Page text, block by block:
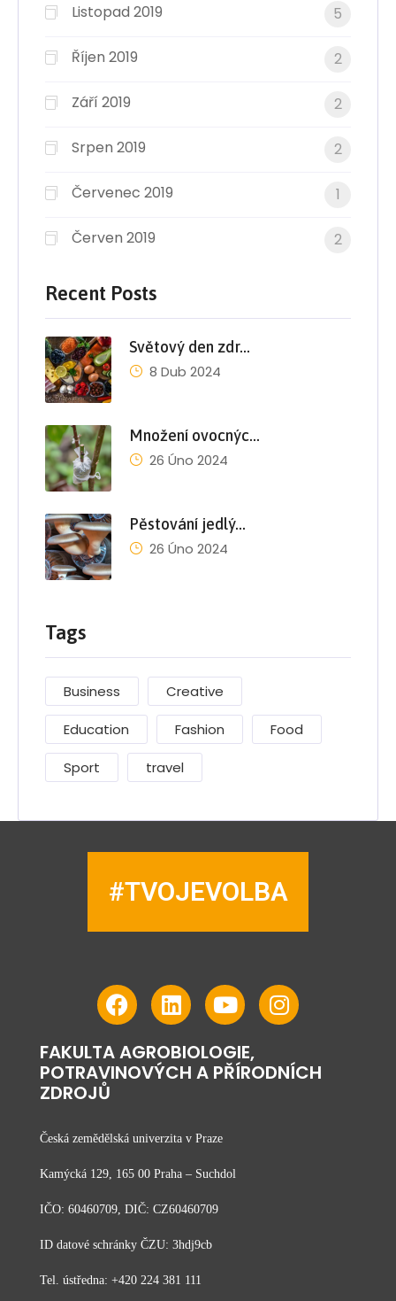
Listopad 2019 5
Říjen 2019 2
Září 2019 2
Srpen 2019 2
Červenec 2019 1
Červen 2019 2
Recent Posts
Světový den zdr…
8 Dub 2024
Množení ovocnýc…
26 Úno 2024
Pěstování jedlý…
26 Úno 2024
Tags
Business Creative
Education Fashion Food
Sport travel
#TVOJEVOLBA
FAKULTA AGROBIOLOGIE,
POTRAVINOVÝCH A PŘÍRODNÍCH
ZDROJŮ
Česká zemědělská univerzita v Praze
Kamýcká 129, 165 00 Praha – Suchdol
IČO: 60460709, DIČ: CZ60460709
ID datové schránky ČZU: 3hdj9cb
Tel. ústředna: +420 224 381 111